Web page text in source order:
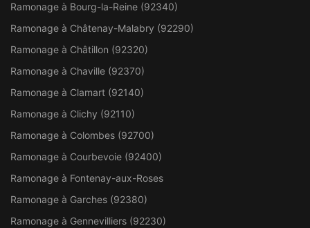
Ramonage à Bourg-la-Reine (92340)
Ramonage à Châtenay-Malabry (92290)
Ramonage à Châtillon (92320)
Ramonage à Chaville (92370)
Ramonage à Clamart (92140)
Ramonage à Clichy (92110)
Ramonage à Colombes (92700)
Ramonage à Courbevoie (92400)
Ramonage à Fontenay-aux-Roses
Ramonage à Garches (92380)
Ramonage à Gennevilliers (92230)